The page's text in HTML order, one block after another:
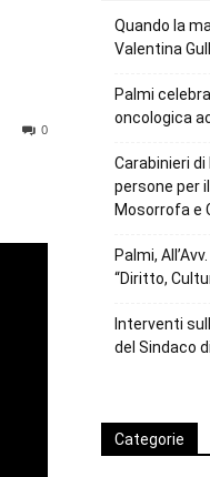
0
Quando la
Valentina
Palmi
oncologica
Carabinieri
persone per
Mosorrofa e
Palmi,
“Diritto,
Interventi
del Sindaco
Categorie